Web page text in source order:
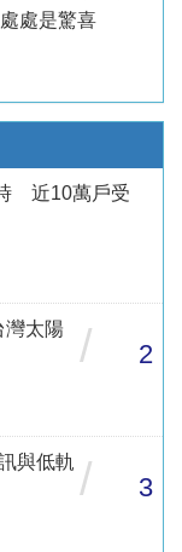
處是驚喜
近10萬戶受
灣太陽
/ 2
與低軌 / 3